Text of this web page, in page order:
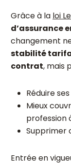
Grâce à la loi
d’assurance
changement
stabilité
contrat, mais
Réduire
Mieux
profession
Supprimer
Entrée en